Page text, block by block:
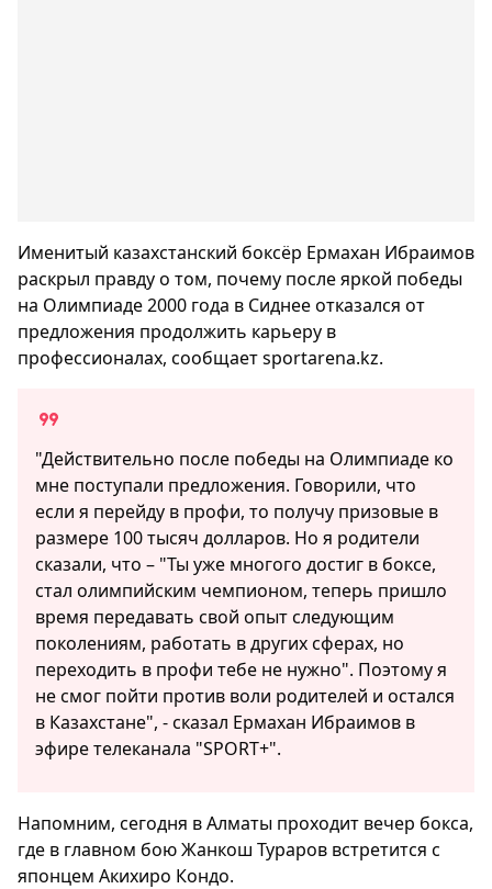
Именитый казахстанский боксёр Ермахан Ибраимов
раскрыл правду о том, почему после яркой победы
на Олимпиаде 2000 года в Сиднее отказался от
предложения продолжить карьеру в
профессионалах, сообщает sportarena.kz.
"Действительно после победы на Олимпиаде ко
мне поступали предложения. Говорили, что
если я перейду в профи, то получу призовые в
размере 100 тысяч долларов. Но я родители
сказали, что – "Ты уже многого достиг в боксе,
стал олимпийским чемпионом, теперь пришло
время передавать свой опыт следующим
поколениям, работать в других сферах, но
переходить в профи тебе не нужно". Поэтому я
не смог пойти против воли родителей и остался
в Казахстане", - сказал Ермахан Ибраимов в
эфире телеканала "SPORT+".
Напомним, сегодня в Алматы проходит вечер бокса,
где в главном бою Жанкош Тураров встретится с
японцем Акихиро Кондо.